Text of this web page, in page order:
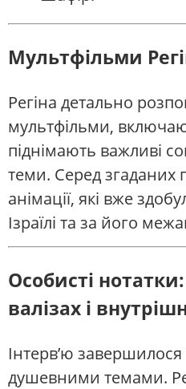
Мультфільми
Регіна детально
мультфільми,
піднімають важливі
теми. Серед згаданих
анімації, які вже
Ізраїлі та за його
Особисті
валізах і
Інтерв’ю завершилося
душевними темами.